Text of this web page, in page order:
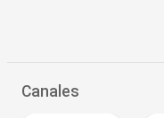
Canales